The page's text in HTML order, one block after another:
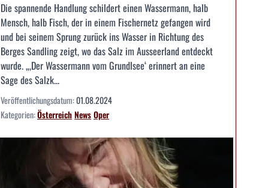
Die spannende Handlung schildert einen Wassermann, halb
Mensch, halb Fisch, der in einem Fischernetz gefangen wird
und bei seinem Sprung zurück ins Wasser in Richtung des
Berges Sandling zeigt, wo das Salz im Ausseerland entdeckt
wurde. „‚Der Wassermann vom Grundlsee‘ erinnert an eine
Sage des Salzk...
Veröffentlichungsdatum:01.08.2024
Kategorien:ÖsterreichNewsOper